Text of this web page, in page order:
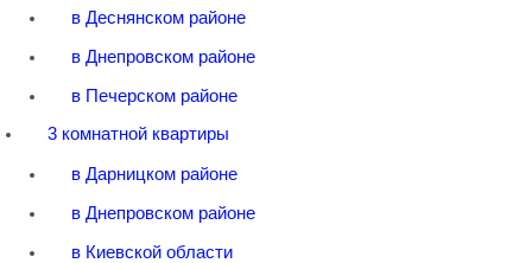
в Деснянском районе
в Днепровском районе
в Печерском районе
3 комнатной квартиры
в Дарницком районе
в Днепровском районе
в Киевской области